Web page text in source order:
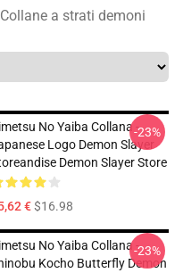
Collane a strati demoni
No Yaiba Collana -
Logo Demon Slayer
Demon Slayer Store
€$16.98
-23%
No Yaiba Collana -
Kocho Butterfly Demon
-23%